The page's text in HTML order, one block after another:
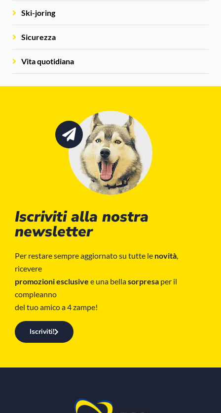
Ski-joring
Sicurezza
Vita quotidiana
Iscriviti alla nostra
newsletter
Per restare sempre aggiornato su tutte le novità,
ricevere
promozioni esclusive e una bellasorpresa per il
compleanno
del tuo amico a 4 zampe!
Iscriviti!